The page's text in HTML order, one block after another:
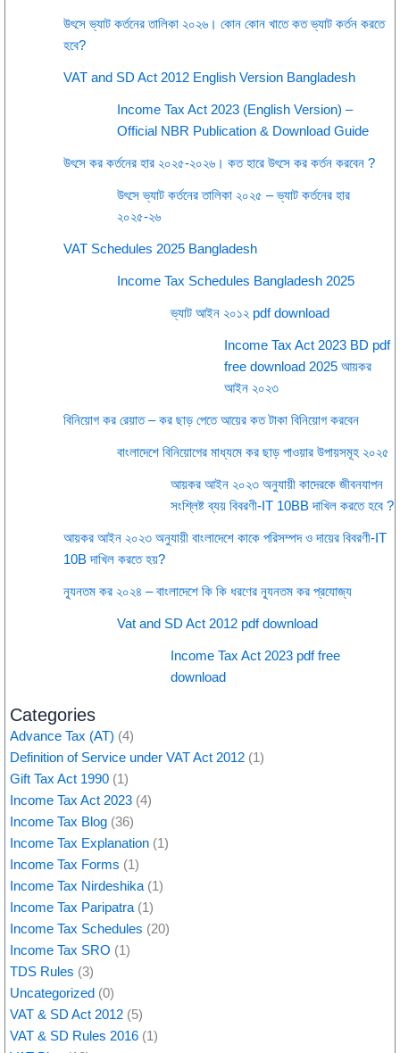
উৎসে ভ্যাট কর্তনের তালিকা ২০২৬। কোন কোন খাতে কত ভ্যাট কর্তন করতে
হবে?
VAT and SD Act 2012 English Version Bangladesh
Income Tax Act 2023 (English Version) –
Official NBR Publication & Download Guide
উৎসে কর কর্তনের হার ২০২৫-২০২৬। কত হারে উৎসে কর কর্তন করবেন ?
উৎসে ভ্যাট কর্তনের তালিকা ২০২৫ – ভ্যাট কর্তনের হার
২০২৫-২৬
VAT Schedules 2025 Bangladesh
Income Tax Schedules Bangladesh 2025
ভ্যাট আইন ২০১২ pdf download
Income Tax Act 2023 BD pdf
free download 2025 আয়কর
আইন ২০২৩
বিনিয়োগ কর রেয়াত – কর ছাড় পেতে আয়ের কত টাকা বিনিয়োগ করবেন
বাংলাদেশে বিনিয়োগের মাধ্যমে কর ছাড় পাওয়ার উপায়সমূহ ২০২৫
আয়কর আইন ২০২৩ অনুযায়ী কাদেরকে জীবনযাপন
সংশ্লিষ্ট ব্যয় বিবরণী-IT 10BB দাখিল করতে হবে ?
আয়কর আইন ২০২৩ অনুযায়ী বাংলাদেশে কাকে পরিসম্পদ ও দায়ের বিবরণী-IT
10B দাখিল করতে হয়?
ন্যূনতম কর ২০২৪ – বাংলাদেশে কি কি ধরণের ন্যূনতম কর প্রযোজ্য
Vat and SD Act 2012 pdf download
Income Tax Act 2023 pdf free
download
Categories
Advance Tax (AT) (4)
Definition of Service under VAT Act 2012 (1)
Gift Tax Act 1990 (1)
Income Tax Act 2023 (4)
Income Tax Blog (36)
Income Tax Explanation (1)
Income Tax Forms (1)
Income Tax Nirdeshika (1)
Income Tax Paripatra (1)
Income Tax Schedules (20)
Income Tax SRO (1)
TDS Rules (3)
Uncategorized (0)
VAT & SD Act 2012 (5)
VAT & SD Rules 2016 (1)